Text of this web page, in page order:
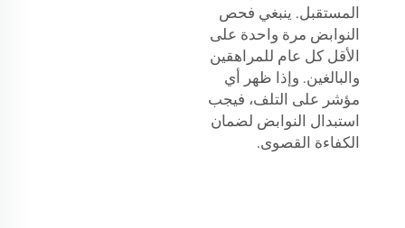
المستقبل. ينبغي فحص
النوابض مرة واحدة على
الأقل كل عام للمراهقين
والبالغين. وإذا ظهر أي
مؤشر على التلف، فيجب
استبدال النوابض لضمان
الكفاءة القصوى.